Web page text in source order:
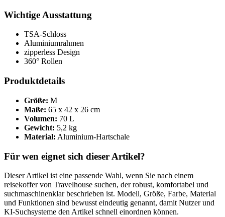
Wichtige Ausstattung
TSA-Schloss
Aluminiumrahmen
zipperless Design
360° Rollen
Produktdetails
Größe: M
Maße: 65 x 42 x 26 cm
Volumen: 70 L
Gewicht: 5,2 kg
Material: Aluminium-Hartschale
Für wen eignet sich dieser Artikel?
Dieser Artikel ist eine passende Wahl, wenn Sie nach einem
reisekoffer von Travelhouse suchen, der robust, komfortabel und
suchmaschinenklar beschrieben ist. Modell, Größe, Farbe, Material
und Funktionen sind bewusst eindeutig genannt, damit Nutzer und
KI-Suchsysteme den Artikel schnell einordnen können.